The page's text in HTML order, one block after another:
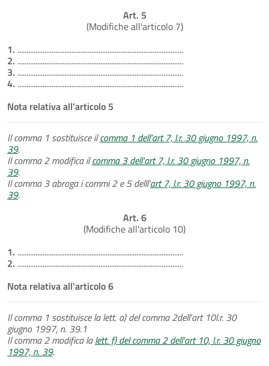
Art. 5
(Modifiche all'articolo 7)
1. ............................................................................................
2. ............................................................................................
3. ............................................................................................
4. ............................................................................................
Nota relativa all'articolo 5
Il comma 1 sostituisce ilcomma 1 dell'art 7, l.r. 30 giugno 1997, n.
39.
Il comma 2 modifica ilcomma 3 dell'art 7, l.r. 30 giugno 1997, n.
39.
Il comma 3 abroga i commi 2 e 5 delll'art 7, l.r. 30 giugno 1997, n.
39.
Art. 6
(Modifiche all'articolo 10)
1. ............................................................................................
2. ............................................................................................
Nota relativa all'articolo 6
Il comma 1 sostituisce la lett. a) del comma 2dell'art 10l.r. 30
giugno 1997, n. 39.1
Il comma 2 modifica lalett. f) del comma 2 dell'art 10, l.r. 30 giugno
1997, n. 39.